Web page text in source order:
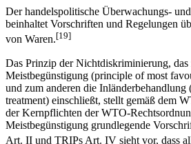
Der handelspolitische Überwachungs-
beinhaltet Vorschriften und Regelungen
Das Prinzip der Nichtdiskriminierung, das
Meistbegünstigung (principle of most
und zum anderen die Inländerbehandlung
treatment) einschließt, stellt gemäß dem
der Kernpflichten der WTO-
Meistbegünstigung grundlegende